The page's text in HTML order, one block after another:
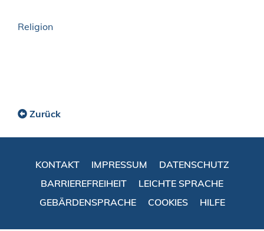
Religion
Zurück
KONTAKT IMPRESSUM
DATENSCHUTZ
BARRIEREFREIHEIT
LEICHTE SPRACHE
GEBÄRDENSPRACHE
COOKIES HILFE